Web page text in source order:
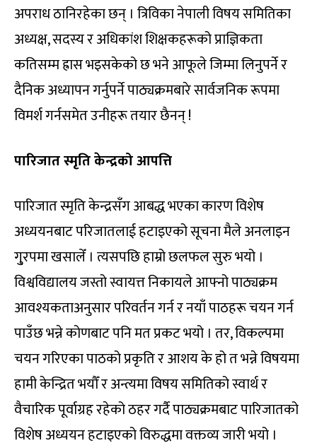
अपराध ठानिरहेका छन् । त्रिविका नेपाली विषय समितिका
अध्यक्ष, सदस्य र अधिकांश शिक्षकहरूको प्राज्ञिकता
कतिसम्म ह्रास भइसकेको छ भने आफूले जिम्मा लिनुपर्ने र
दैनिक अध्यापन गर्नुपर्ने पाठ्यक्रमबारे सार्वजनिक रूपमा
विमर्श गर्नसमेत उनीहरू तयार छैनन् !
पारिजात स्मृति केन्द्रको आपत्ति
पारिजात स्मृति केन्द्रसँग आबद्ध भएका कारण विशेष
अध्ययनबाट परिजातलाई हटाइएको सूचना मैले अनलाइन
गु्रपमा खसालेँ । त्यसपछि हाम्रो छलफल सुरु भयो ।
विश्वविद्यालय जस्तो स्वायत्त निकायले आफ्नो पाठ्यक्रम
आवश्यकताअनुसार परिवर्तन गर्न र नयाँ पाठहरू चयन गर्न
पाउँछ भन्ने कोणबाट पनि मत प्रकट भयो । तर, विकल्पमा
चयन गरिएका पाठको प्रकृति र आशय के हो त भन्ने विषयमा
हामी केन्द्रित भयौँ र अन्त्यमा विषय समितिको स्वार्थ र
वैचारिक पूर्वाग्रह रहेको ठहर गर्दै पाठ्यक्रमबाट पारिजातको
विशेष अध्ययन हटाइएको विरुद्धमा वक्तव्य जारी भयो ।